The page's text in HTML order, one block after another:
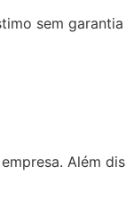
sem
Além